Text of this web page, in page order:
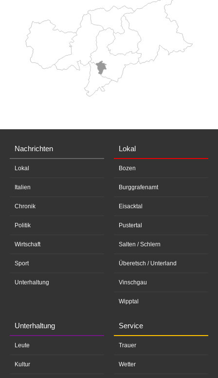
Nachrichten
Lokal
Italien
Chronik
Politik
Wirtschaft
Sport
Unterhaltung
Lokal
Bozen
Burggrafenamt
Eisacktal
Pustertal
Salten / Schlern
Überetsch / Unterland
Vinschgau
Wipptal
Unterhaltung
Leute
Kultur
Service
Trauer
Wetter